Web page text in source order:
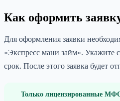
Как оформить
Для оформления заявки
«Экспресс мани займ». Укажите
срок. После этого заявка будет
Только лицензированные